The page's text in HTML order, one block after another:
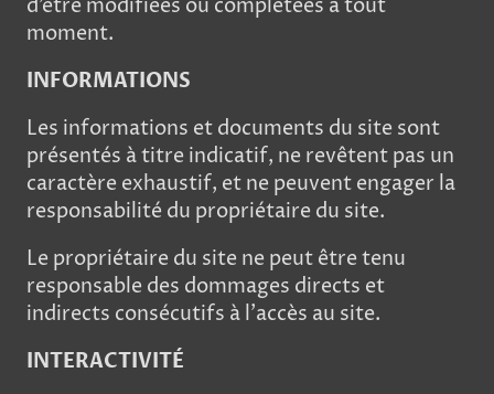
d’être modifiées ou complétées à tout
moment.
INFORMATIONS
Les informations et documents du site sont
présentés à titre indicatif, ne revêtent pas un
caractère exhaustif, et ne peuvent engager la
responsabilité du propriétaire du site.
Le propriétaire du site ne peut être tenu
responsable des dommages directs et
indirects consécutifs à l’accès au site.
INTERACTIVITÉ